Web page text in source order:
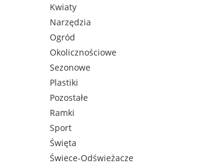
Kwiaty
Narzędzia
Ogród
Okolicznościowe
Sezonowe
Plastiki
Pozostałe
Ramki
Sport
Święta
Świece-Odświeżacze